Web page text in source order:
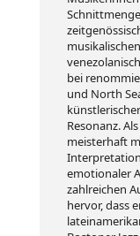
bei
und North
Resonanz.
meisterhaft
emotionaler
zahlreichen
hervor, dass